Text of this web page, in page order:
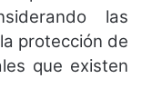
las
protección de
que existen